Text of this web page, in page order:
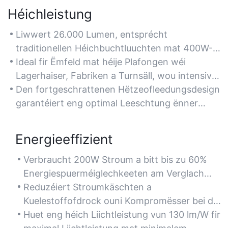
Héichleistung
Liwwert 26.000 Lumen, entsprécht
traditionellen Héichbuchtluuchten mat 400W-
500W, a garantéiert eng hell Beliichtung fir
grouss Raim.
Ideal fir Ëmfeld mat héije Plafongen wéi
Lagerhaiser, Fabriken a Turnsäll, wou intensiv,
verbreet Beliichtung erfuerderlech ass.
Den fortgeschrattenen Hëtzeofleedungsdesign
garantéiert eng optimal Leeschtung ënner
Energieeffizient
Verbraucht 200W Stroum a bitt bis zu 60%
Energiespuerméiglechkeeten am Verglach
mat konventionelle Metallhalogenid- oder
Natriumlampen.
Reduzéiert Stroumkäschten a
Kuelestoffofdrock ouni Kompromësser bei der
Beliichtungsqualitéit oder der Hellegkeet.
Huet eng héich Liichtleistung vun 130 lm/W fir